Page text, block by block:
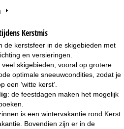
Kerstmis
de kerstsfeer in de skigebieden met
en versieringen.
veel skigebieden, vooral op grotere
optimale sneeuwcondities, zodat je
een ‘witte kerst’.
: de feestdagen maken het mogelijk
is een wintervakantie rond Kerst
Bovendien zijn er in de